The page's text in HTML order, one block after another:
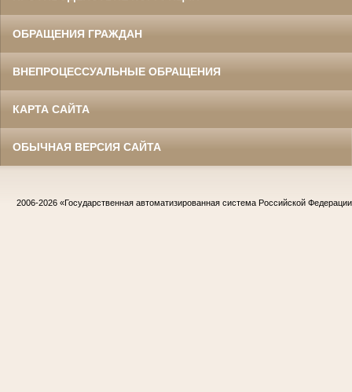
ОБРАЩЕНИЯ ГРАЖДАН
ВНЕПРОЦЕССУАЛЬНЫЕ ОБРАЩЕНИЯ
КАРТА САЙТА
ОБЫЧНАЯ ВЕРСИЯ САЙТА
2006-2026 «Государственная автоматизированная система Российской